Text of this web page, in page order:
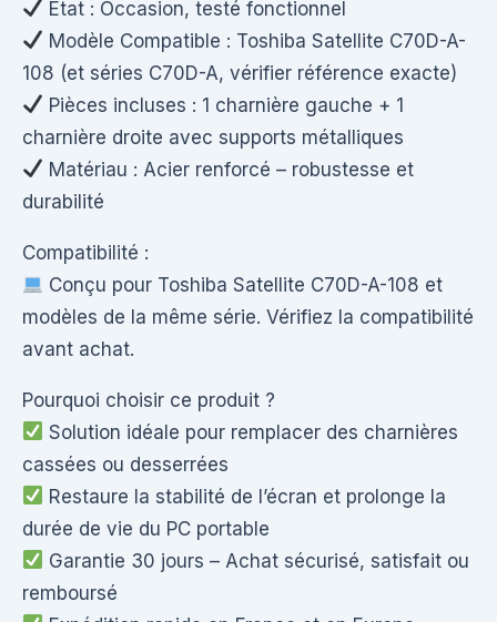
État : Occasion, testé fonctionnel
Modèle Compatible : Toshiba Satellite C70D-A-
108 (et séries C70D-A, vérifier référence exacte)
Pièces incluses : 1 charnière gauche + 1
charnière droite avec supports métalliques
Matériau : Acier renforcé – robustesse et
durabilité
Compatibilité :
Conçu pour Toshiba Satellite C70D-A-108 et
modèles de la même série. Vérifiez la compatibilité
avant achat.
Pourquoi choisir ce produit ?
Solution idéale pour remplacer des charnières
cassées ou desserrées
Restaure la stabilité de l’écran et prolonge la
durée de vie du PC portable
Garantie 30 jours – Achat sécurisé, satisfait ou
remboursé